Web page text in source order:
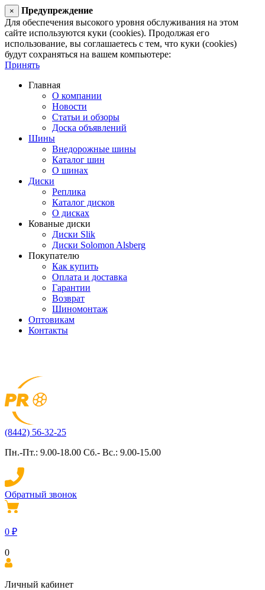
×
Предупреждение
Для обеспечения высокого уровня обслуживания на этом
сайте используются куки (cookies). Продолжая его
использование, вы соглашаетесь с тем, что куки (cookies)
будут сохраняться на вашем компьютере:
Принять
Главная
О компании
Новости
Статьи и обзоры
Доска объявлений
Шины
Внедорожные шины
Каталог шин
О шинах
Диски
Реплика
Каталог дисков
О дисках
Кованые диски
Диски Slik
Диски Solomon Alsberg
Покупателю
Как купить
Оплата и доставка
Гарантии
Возврат
Шиномонтаж
Оптовикам
Контакты
(8442) 56-32-25
Пн.-Пт.: 9.00-18.00 Сб.- Вс.: 9.00-15.00
Обратный звонок
0 ₽
0
Личный кабинет